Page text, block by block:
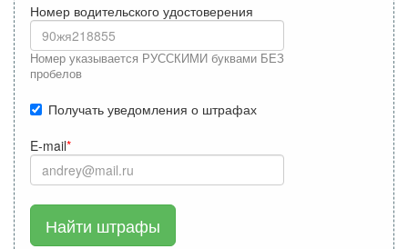
Номер водительского удостоверения
Номер указывается РУССКИМИ буквами БЕЗ
пробелов
Получать уведомления о штрафах
E-mail
Найти штрафы